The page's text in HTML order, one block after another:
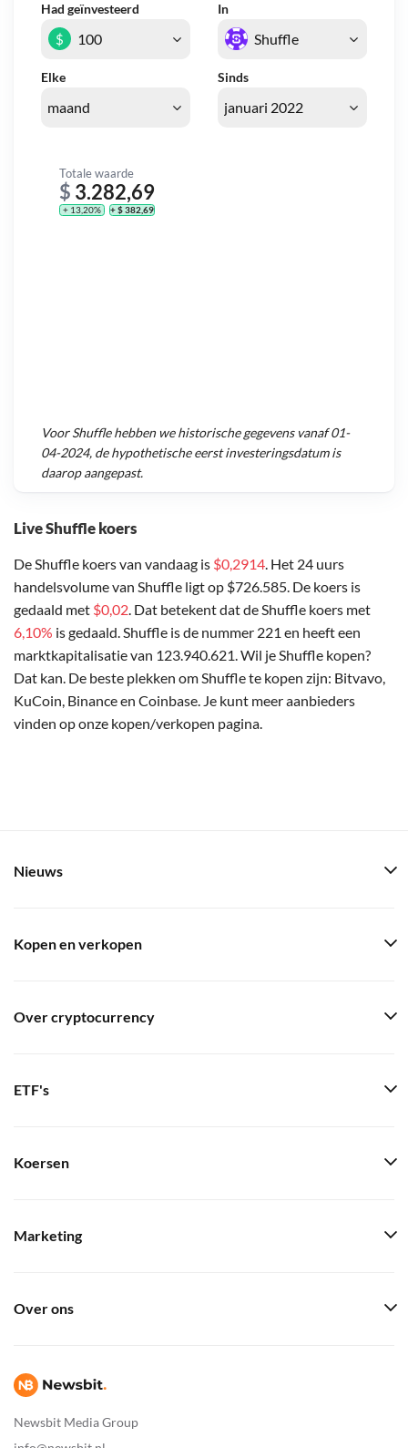
Live Shuffle koers
De Shuffle koers van vandaag is $0,2914. Het 24 uurs
handelsvolume van Shuffle ligt op $726.585. De koers is
gedaald met $0,02. Dat betekent dat de Shuffle koers met
6,10% is gedaald. Shuffle is de nummer 221 en heeft een
marktkapitalisatie van 123.940.621. Wil je Shuffle kopen?
Dat kan. De beste plekken om Shuffle te kopen zijn: Bitvavo,
KuCoin, Binance en Coinbase. Je kunt meer aanbieders
vinden op onze kopen/verkopen pagina.
Had geïnvesteerd In
Elke Sinds
$
Totale waarde
$ 3.282,69
+ 13,20% + $ 382,69
VoorShufflehebben we historische gegevens vanaf01-
04-2024, de hypothetische eerst investeringsdatum is
daarop aangepast.
Newsbit Media Group
Nieuws
Kopen en verkopen
Over cryptocurrency
ETF's
Koersen
Marketing
Over ons